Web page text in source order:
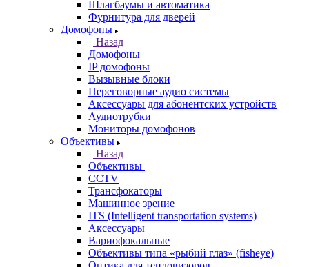
Шлагбаумы и автоматика
Фурнитура для дверей
Домофоны
Назад
Домофоны
IP домофоны
Вызывные блоки
Переговорные аудио системы
Аксессуары для абонентских устройств
Аудиотрубки
Мониторы домофонов
Объективы
Назад
Объективы
CCTV
Трансфокаторы
Машинное зрение
ITS (Intelligent transportation systems)
Аксессуары
Вариофокальные
Объективы типа «рыбий глаз» (fisheye)